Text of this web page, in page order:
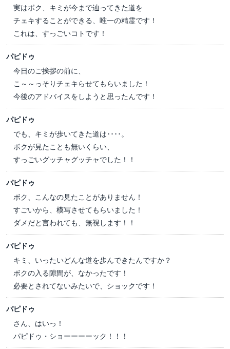
実はボク、キミが今まで辿ってきた道を
チェキすることができる、唯一の精霊です！
これは、すっごいコトです！
パピドゥ
今日のご挨拶の前に、
こ～～っそりチェキらせてもらいました！
今後のアドバイスをしようと思ったんです！
パピドゥ
でも、キミが歩いてきた道は････。
ボクが見たことも無いくらい、
すっごいグッチャグッチャでした！！
パピドゥ
ボク、こんなの見たことがありません！
すごいから、模写させてもらいました！
ダメだと言われても、無視します！！
パピドゥ
キミ、いったいどんな道を歩んできたんですか？
ボクの入る隙間が、なかったです！
必要とされてないみたいで、ショックです！
パピドゥ
さん、はいっ！
パピドゥ・ショーーーーック！！！